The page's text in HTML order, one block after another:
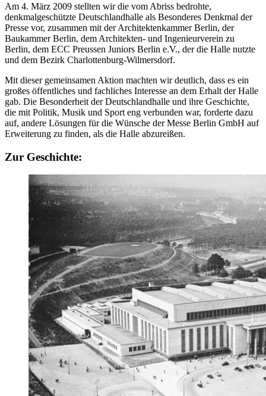
Am 4. März 2009 stellten wir die vom Abriss bedrohte,
denkmalgeschützte Deutschlandhalle als Besonderes Denkmal der
Presse vor, zusammen mit der Architektenkammer Berlin, der
Baukammer Berlin, dem Architekten- und Ingenieurverein zu
Berlin, dem ECC Preussen Juniors Berlin e.V., der die Halle nutzte
und dem Bezirk Charlottenburg-Wilmersdorf.
Mit dieser gemeinsamen Aktion machten wir deutlich, dass es ein
großes öffentliches und fachliches Interesse an dem Erhalt der Halle
gab. Die Besonderheit der Deutschlandhalle und ihre Geschichte,
die mit Politik, Musik und Sport eng verbunden war, forderte dazu
auf, andere Lösungen für die Wünsche der Messe Berlin GmbH auf
Erweiterung zu finden, als die Halle abzureißen.
Zur Geschichte: